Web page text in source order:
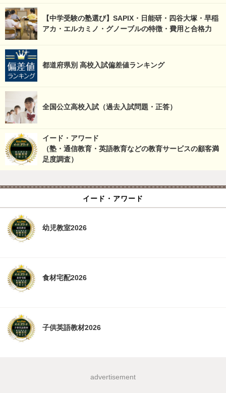
【中学受験の塾選び】SAPIX・日能研・四谷大塚・早稲
アカ・エルカミノ・グノーブルの特徴・費用と合格力
都道府県別 高校入試偏差値ランキング
全国公立高校入試（過去入試問題・正答）
イード・アワード
（塾・通信教育・英語教育などの教育サービスの顧客満
足度調査）
イード・アワード
幼児教室2026
食材宅配2026
子供英語教材2026
advertisement